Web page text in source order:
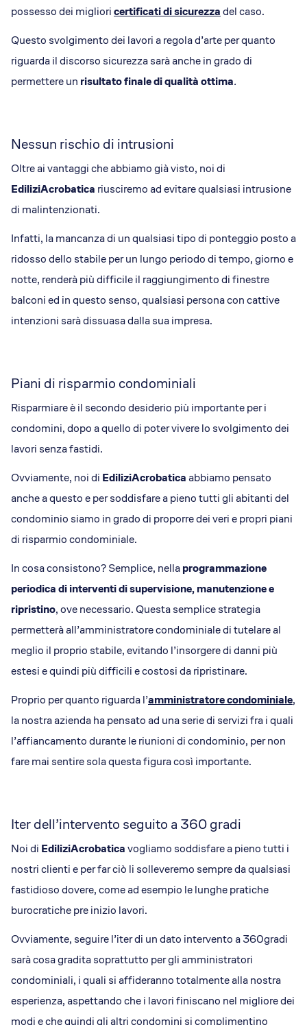
possesso dei miglioricertificati di sicurezzadel caso.
Questo svolgimento dei lavori a regola d’arte per quanto
riguarda il discorso sicurezza sarà anche in grado di
permettere un risultato finale di qualità ottima.
Nessun rischio di intrusioni
Oltre ai vantaggi che abbiamo già visto, noi di
EdiliziAcrobatica riusciremo ad evitare qualsiasi intrusione
di malintenzionati.
Infatti, la mancanza di un qualsiasi tipo di ponteggio posto a
ridosso dello stabile per un lungo periodo di tempo, giorno e
notte, renderà più difficile il raggiungimento di finestre
balconi ed in questo senso, qualsiasi persona con cattive
intenzioni sarà dissuasa dalla sua impresa.
Piani di risparmio condominiali
Risparmiare è il secondo desiderio più importante per i
condomini, dopo a quello di poter vivere lo svolgimento dei
lavori senza fastidi.
Ovviamente, noi di EdiliziAcrobaticaabbiamo pensato
anche a questo e per soddisfare a pieno tutti gli abitanti del
condominio siamo in grado di proporre dei veri e propri piani
di risparmio condominiale.
In cosa consistono? Semplice, nellaprogrammazione
periodica di interventi di supervisione, manutenzione e
ripristino, ove necessario. Questa semplice strategia
permetterà all’amministratore condominiale di tutelare al
meglio il proprio stabile, evitando l’insorgere di danni più
estesi e quindi più difficili e costosi da ripristinare.
Proprio per quanto riguarda l’amministratore condominiale,
la nostra azienda ha pensato ad una serie di servizifra i quali
l’affiancamento durante le riunioni di condominio, per non
fare mai sentire sola questa figura così importante.
Iter dell’intervento seguito a 360 gradi
Noi di EdiliziAcrobaticavogliamo soddisfare a pieno tutti i
nostri clienti e per far ciò li solleveremo sempre da qualsiasi
fastidioso dovere, come ad esempio le lunghe pratiche
burocratiche pre inizio lavori.
Ovviamente, seguire l’iter di un dato intervento a 360gradi
sarà cosa gradita soprattutto per gli amministratori
condominiali, i quali si affideranno totalmente alla nostra
esperienza, aspettando che i lavori finiscano nel migliore dei
modi e che quindi gli altri condomini si complimentino